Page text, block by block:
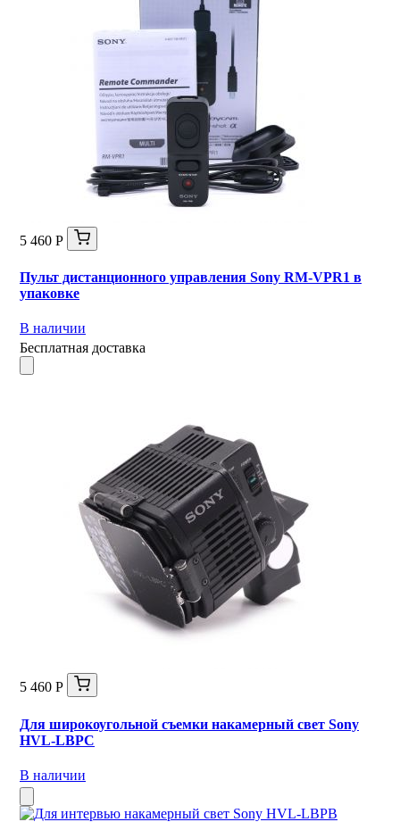
5 460 Р
Пульт дистанционного управления Sony RM-VPR1 в
упаковке
В наличии
Бесплатная доставка
5 460 Р
Для широкоугольной съемки накамерный свет Sony
HVL-LBPC
В наличии